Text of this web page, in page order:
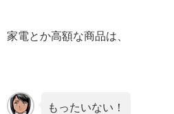
家電とか高額な商品は、
もったいない！